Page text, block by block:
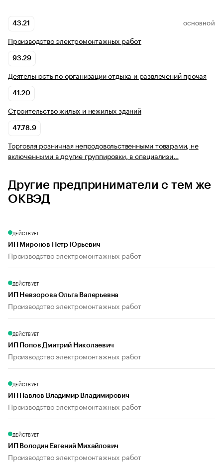
43.21 ОСНОВНОЙ
Производство электромонтажных работ
93.29
Деятельность по организации отдыха и развлечений прочая
41.20
Строительство жилых и нежилых зданий
47.78.9
Торговля розничная непродовольственными товарами, не
включенными в другие группировки, в специализи…
Другие предприниматели с тем же
ОКВЭД
ДЕЙСТВУЕТ
ИП Миронов Петр Юрьевич
Производство электромонтажных работ
ДЕЙСТВУЕТ
ИП Невзорова Ольга Валерьевна
Производство электромонтажных работ
ДЕЙСТВУЕТ
ИП Попов Дмитрий Николаевич
Производство электромонтажных работ
ДЕЙСТВУЕТ
ИП Павлов Владимир Владимирович
Производство электромонтажных работ
ДЕЙСТВУЕТ
ИП Володин Евгений Михайлович
Производство электромонтажных работ